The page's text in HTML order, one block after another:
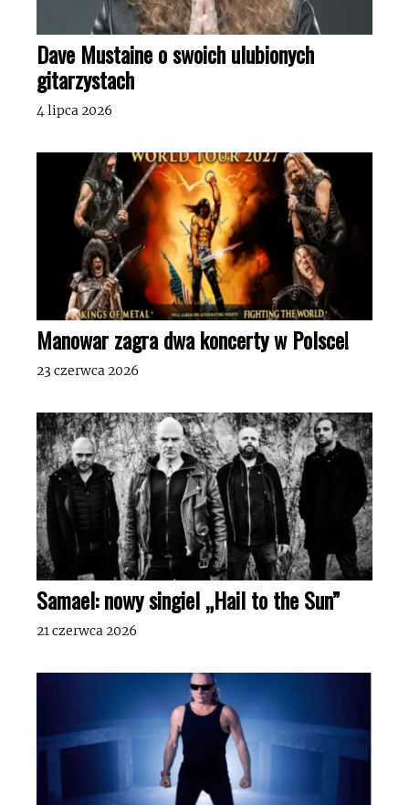
Dave Mustaine o swoich ulubionych
gitarzystach
4 lipca 2026
Manowar zagra dwa koncerty w Polsce!
23 czerwca 2026
Samael: nowy singiel „Hail to the Sun”
21 czerwca 2026